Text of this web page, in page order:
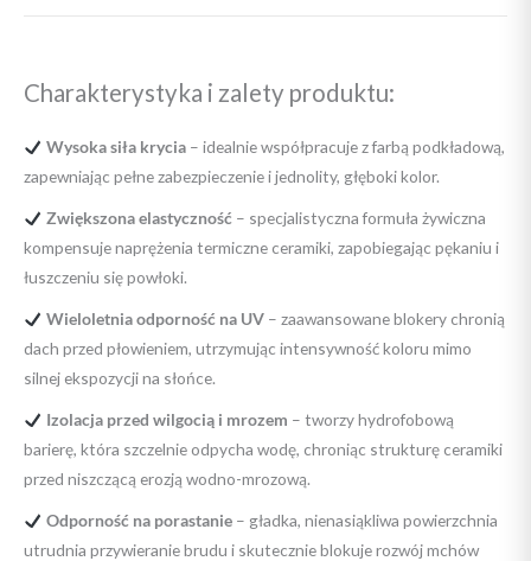
Charakterystyka i zalety produktu:
Wysoka siła krycia– idealnie współpracuje z farbą podkładową,
zapewniając pełne zabezpieczenie i jednolity, głęboki kolor.
Zwiększona elastyczność– specjalistyczna formuła żywiczna
kompensuje naprężenia termiczne ceramiki, zapobiegając pękaniu i
łuszczeniu się powłoki.
Wieloletnia odporność na UV– zaawansowane blokery chronią
dach przed płowieniem, utrzymując intensywność koloru mimo
silnej ekspozycji na słońce.
Izolacja przed wilgocią i mrozem – tworzy hydrofobową
barierę, która szczelnie odpycha wodę, chroniąc strukturę ceramiki
przed niszczącą erozją wodno-mrozową.
Odporność na porastanie– gładka, nienasiąkliwa powierzchnia
utrudnia przywieranie brudu i skutecznie blokuje rozwój mchów